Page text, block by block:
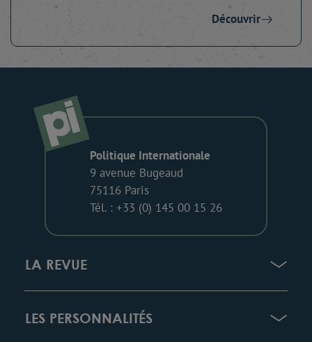
Découvrir
Politique Internationale
9 avenue Bugeaud
75116 Paris
Tél. : +33 (0) 145 00 15 26
LA REVUE
LES PERSONNALITÉS